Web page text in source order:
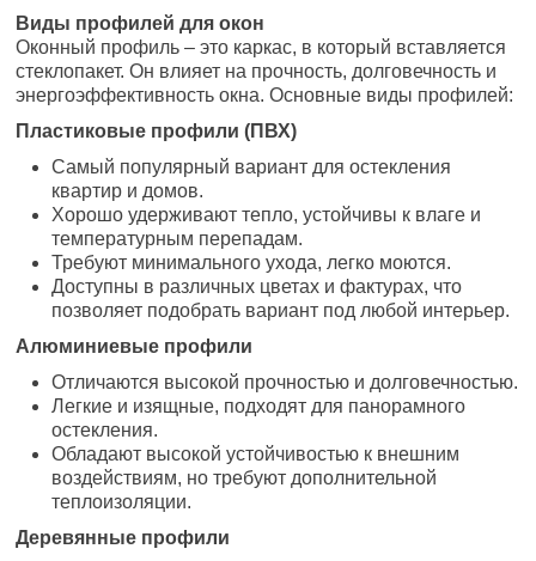
Виды профилей для окон
Оконный профиль – это каркас, в который вставляется
стеклопакет. Он влияет на прочность, долговечность и
энергоэффективность окна. Основные виды профилей:
Пластиковые профили (ПВХ)
Самый популярный вариант для остекления
квартир и домов.
Хорошо удерживают тепло, устойчивы к влаге и
температурным перепадам.
Требуют минимального ухода, легко моются.
Доступны в различных цветах и фактурах, что
позволяет подобрать вариант под любой интерьер.
Алюминиевые профили
Отличаются высокой прочностью и долговечностью.
Легкие и изящные, подходят для панорамного
остекления.
Обладают высокой устойчивостью к внешним
воздействиям, но требуют дополнительной
теплоизоляции.
Деревянные профили